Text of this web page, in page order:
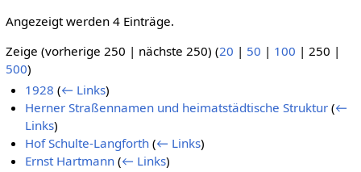
Angezeigt werden 4 Einträge.
Zeige (vorherige 250 | nächste 250) (20 | 50 | 100 | 250 |
500)
1928 (← Links)
Herner Straßennamen und heimatstädtische Struktur (←
Links)
Hof Schulte-Langforth (← Links)
Ernst Hartmann (← Links)